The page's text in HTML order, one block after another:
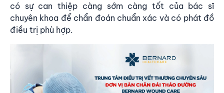
có sự can thiệp càng sớm càng tốt của bác sĩ
chuyên khoa để chẩn đoán chuẩn xác và có phát đồ
điều trị phù hợp.